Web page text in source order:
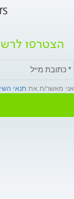
הצטרפו
אני מאשר/ת את תנאי